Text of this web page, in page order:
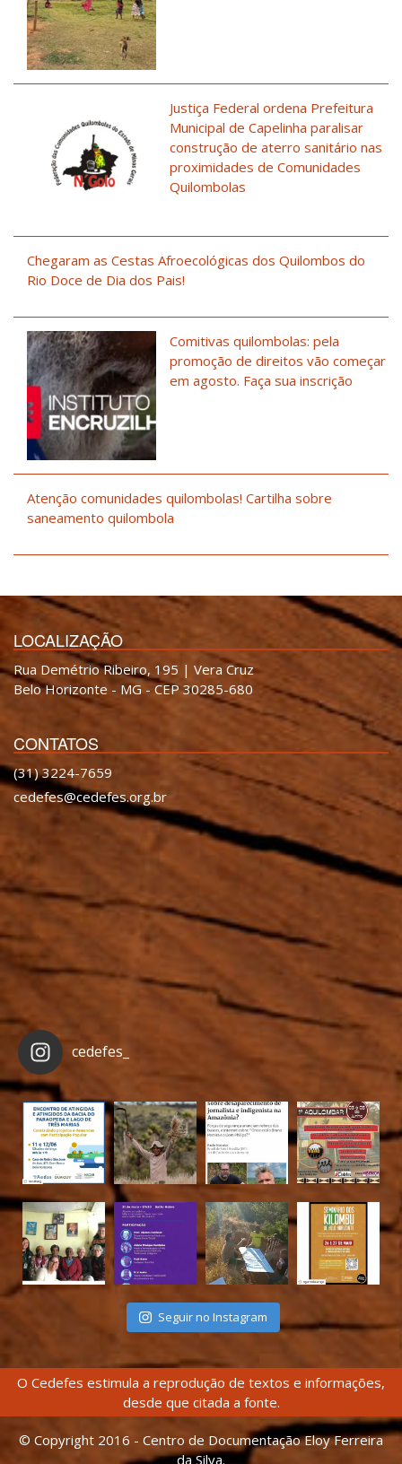
Justiça Federal ordena Prefeitura
Municipal de Capelinha paralisar
construção de aterro sanitário nas
proximidades de Comunidades
Quilombolas
Chegaram as Cestas Afroecológicas dos Quilombos do
Rio Doce de Dia dos Pais!
Comitivas quilombolas: pela
promoção de direitos vão começar
em agosto. Faça sua inscrição
Atenção comunidades quilombolas! Cartilha sobre
saneamento quilombola
LOCALIZAÇÃO
Rua Demétrio Ribeiro, 195 | Vera Cruz
Belo Horizonte - MG - CEP 30285-680
CONTATOS
(31) 3224-7659
cedefes@cedefes.org.br
cedefes_
Seguir no Instagram
O Cedefes estimula a reprodução de textos e informações,
desde que citada a fonte.
© Copyright 2016 - Centro de Documentação Eloy Ferreira
da Silva.